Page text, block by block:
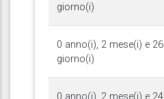
giorno(i)
0 anno(i), 2 mese(i) e 26
giorno(i)
0 anno(i), 2 mese(i) e 24